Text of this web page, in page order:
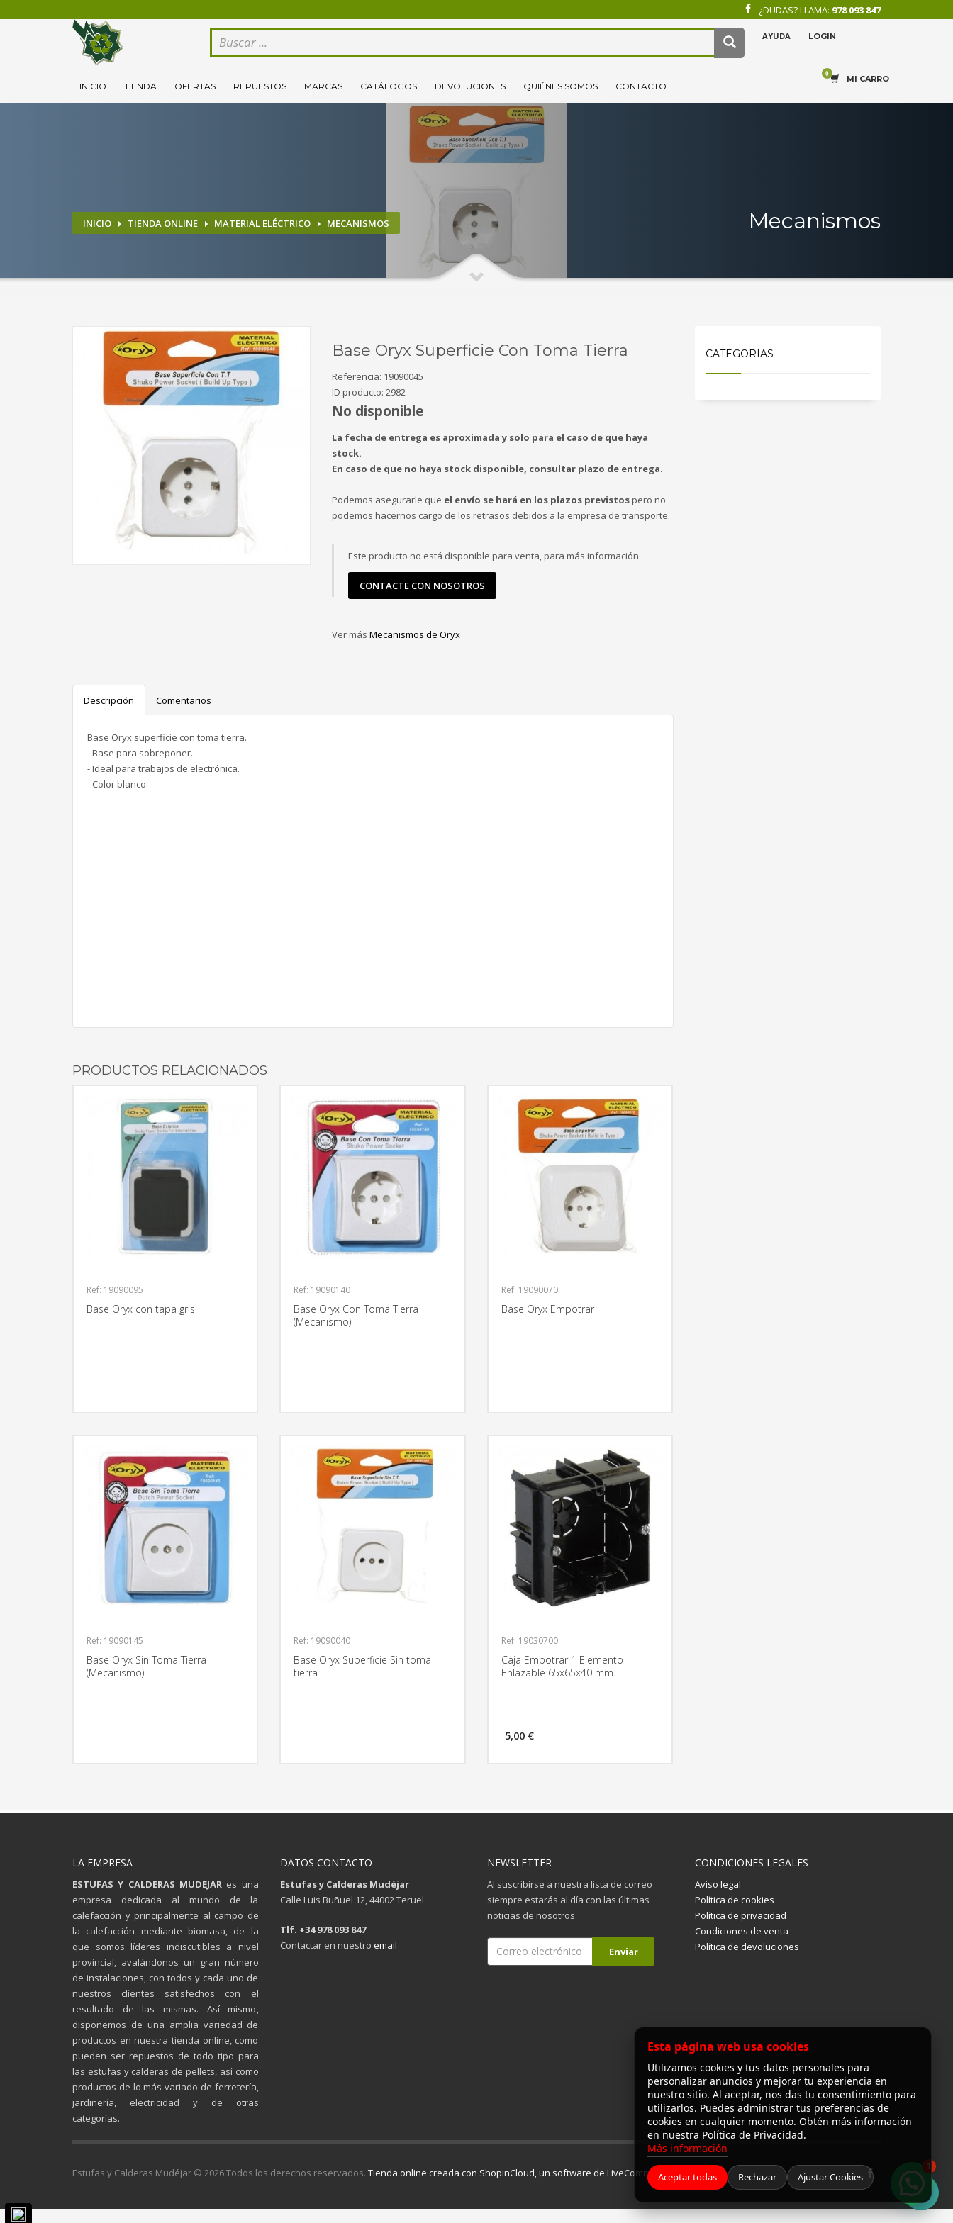
CÓMO COMPRAR
Logeate con tu cuenta de cliente.
¿DUDAS? LLAMA: 978 093 847
AYUDA LOGIN
INICIO TIENDA OFERTAS REPUESTOS MARCAS CATÁLOGOS DEVOLUCIONES QUIÉNES SOMOS CONTACTO
MI CARRO
INICIO TIENDA ONLINE MATERIAL ELÉCTRICO MECANISMOS Mecanismos
Base Oryx Superficie Con Toma Tierra
Referencia: 19090045
ID producto: 2982
No disponible
La fecha de entrega es aproximada y solo para el caso de que haya
stock.
En caso de que no haya stock disponible, consultar plazo de entrega.
Podemos asegurarle que el envío se hará en los plazos previstospero no
podemos hacernos cargo de los retrasos debidos a la empresa de transporte.
Este producto no está disponible para venta, para más información
CONTACTE CON NOSOTROS
Ver más Mecanismos de Oryx
Descripción Comentarios
Base Oryx superficie con toma tierra.
- Base para sobreponer.
- Ideal para trabajos de electrónica.
- Color blanco.
PRODUCTOS RELACIONADOS
Ref: 19090095
Base Oryx con tapa gris
Ref: 19090140
Base Oryx Con Toma Tierra
(Mecanismo)
Ref: 19090070
Base Oryx Empotrar
Ref: 19090145
Base Oryx Sin Toma Tierra
(Mecanismo)
Ref: 19090040
Base Oryx Superficie Sin toma
tierra
Ref: 19030700
Caja Empotrar 1 Elemento
Enlazable 65x65x40 mm.
5,00 €
CATEGORIAS
LA EMPRESA
ESTUFAS Y CALDERAS MUDEJAR es una
empresa dedicada al mundo de la
calefacción y principalmente al campo de
la calefacción mediante biomasa, de la
que somos líderes indiscutibles a nivel
provincial, avalándonos un gran número
de instalaciones, con todos y cada uno de
nuestros clientes satisfechos con el
resultado de las mismas. Así mismo,
disponemos de una amplia variedad de
productos en nuestra tienda online, como
pueden ser repuestos de todo tipo para
las estufas y calderas de pellets, así como
productos de lo más variado de ferretería,
jardinería, electricidad y de otras
categorías.
DATOS CONTACTO
Estufas y Calderas Mudéjar
Calle Luis Buñuel 12, 44002 Teruel
Tlf. +34 978 093 847
Contactar en nuestro email
NEWSLETTER
Al suscribirse a nuestra lista de correo
siempre estarás al día con las últimas
noticias de nosotros.
CONDICIONES LEGALES
Aviso legal
Política de cookies
Política de privacidad
Condiciones de venta
Política de devoluciones
Estufas y Calderas Mudéjar © 2026 Todos los derechos reservados. Tienda online creada con ShopinCloud, un software de LiveCommerce
1
¡Hola! ¿en qué puedo ayudarte?
Esta página web usa cookies
Utilizamos cookies y tus datos personales para
personalizar anuncios y mejorar tu experiencia en
nuestro sitio. Al aceptar, nos das tu consentimiento para
utilizarlos. Puedes administrar tus preferencias de
cookies en cualquier momento. Obtén más información
en nuestra Política de Privacidad.
Más información
Aceptar todas Rechazar Ajustar Cookies